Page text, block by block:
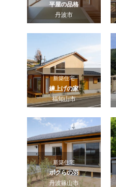
平屋の品格
丹波市
新築住宅
練上げの家
福知山市
新築住宅
ボクらの羽
丹波篠山市